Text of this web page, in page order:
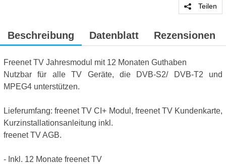
Teilen
Beschreibung Datenblatt Rezensionen
Freenet TV Jahresmodul mit 12 Monaten Guthaben
Nutzbar für alle TV Geräte, die DVB-S2/ DVB-T2 und
MPEG4 unterstützen.
Lieferumfang: freenet TV CI+ Modul, freenet TV Kundenkarte,
Kurzinstallationsanleitung inkl.
freenet TV AGB.
- Inkl. 12 Monate freenet TV